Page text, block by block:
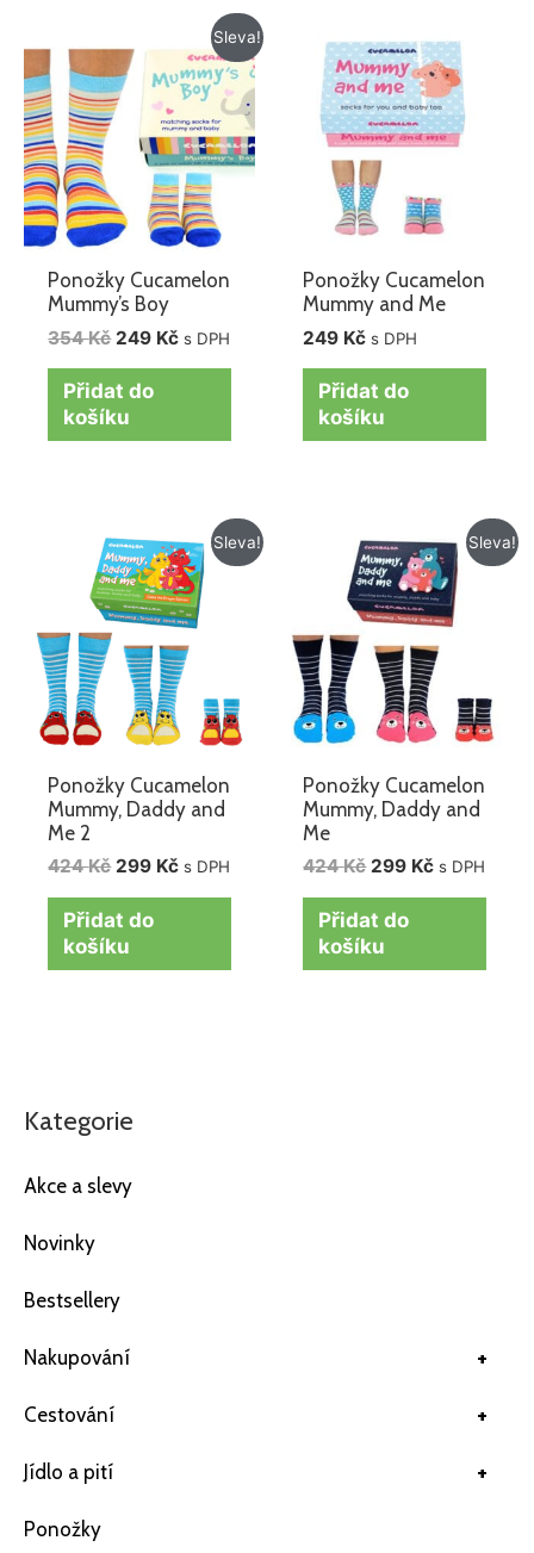
Kategorie
Akce a slevy
Novinky
Bestsellery
+
Nakupování
+
Cestování
+
Jídlo a pití
Ponožky
Sleva!
Ponožky Cucamelon
Mummy’s Boy
354Kč
cena
byla:
354 Kč.
249 Kč
Aktuální
cena
je:
249 Kč.
s DPH
Přidat do
košíku
Ponožky Cucamelon
Mummy and Me
249 Kč s DPH
Přidat do
košíku
Sleva!
Ponožky Cucamelon
Mummy, Daddy and
Me 2
424Kč
Původní
cena
byla:
424 Kč.
299 Kč
Aktuální
cena
je:
299 Kč.
s DPH
Přidat do
košíku
Sleva!
Ponožky Cucamelon
Mummy, Daddy and
Me
424Kč
Původní
cena
byla:
424 Kč.
299 Kč
Aktuální
cena
je:
299 Kč.
s DPH
Přidat do
košíku